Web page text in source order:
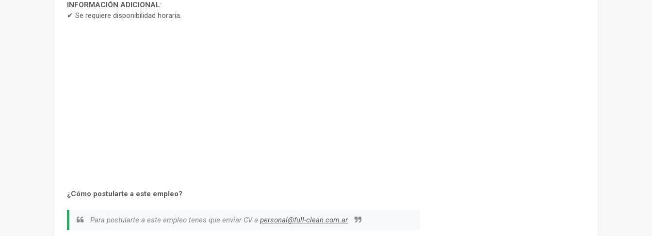
INFORMACIÓN ADICIONAL:
✔ Se requiere disponibilidad horaria.
¿Cómo postularte a este empleo?
Para postularte a este empleo tenes que enviar CV a personal@full-clean.com.ar